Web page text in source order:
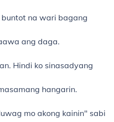
na wari bagang
ang daga.
Hindi ko sinasadyang
hangarin.
mo akong kainin" sabi